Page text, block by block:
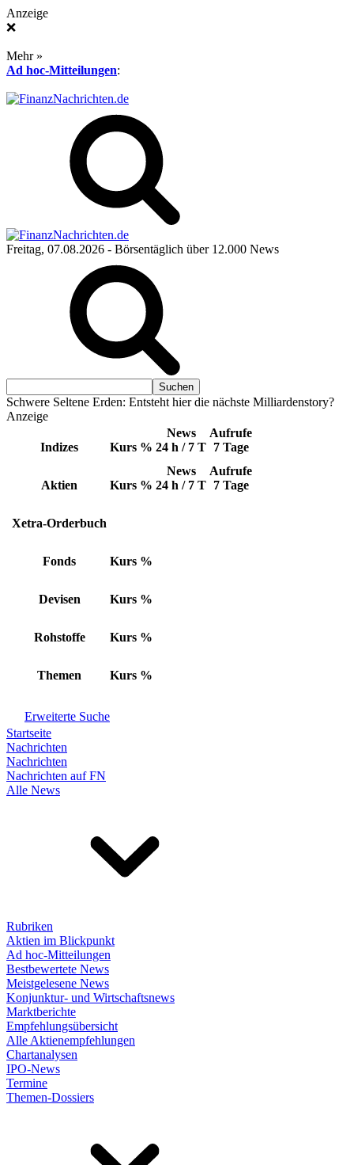
Anzeige
❌
Mehr »
Ad hoc-Mitteilungen:
Freitag, 07.08.2026 - Börsentäglich über 12.000 News
Schwere Seltene Erden: Entsteht hier die nächste Milliardenstory?
Anzeige
Indizes Kurs %
News
24 h / 7 T
Aufrufe
7 Tage
Aktien Kurs %
News
24 h / 7 T
Aufrufe
7 Tage
Xetra-Orderbuch
Fonds Kurs %
Devisen Kurs %
Rohstoffe Kurs %
Themen Kurs %
Erweiterte Suche
Startseite
Nachrichten
Nachrichten
Nachrichten auf FN
Alle News
Rubriken
Aktien im Blickpunkt
Ad hoc-Mitteilungen
Bestbewertete News
Meistgelesene News
Konjunktur- und Wirtschaftsnews
Marktberichte
Empfehlungsübersicht
Alle Aktienempfehlungen
Chartanalysen
IPO-News
Termine
Themen-Dossiers